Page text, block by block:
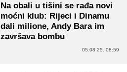
Na obali u tišini se rađa novi
moćni klub: Rijeci i Dinamu
dali milione, Andy Bara im
završava bombu
05.08.25. 08:59